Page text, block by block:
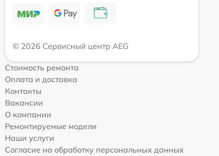
© 2026 Сервисный центр AEG
Стоимость ремонта
Оплата и доставка
Контакты
Вакансии
О компании
Ремонтируемые модели
Наши услуги
Согласие на обработку персональных данных